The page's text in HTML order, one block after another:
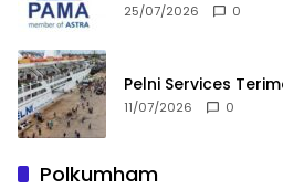
25/07/2026 0
Pelni Services
11/07/2026 0
Polkumham